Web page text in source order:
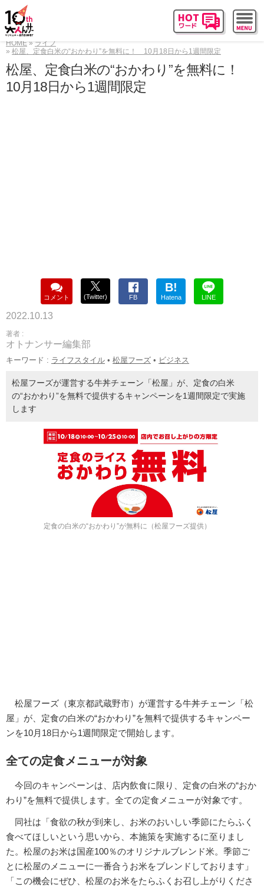
HOME
ライフ
松屋、定食白米の“おかわり”を無料に！ 10月18日から1週間限定
松屋、定食白米の“おかわり”を無料に！
10月18日から1週間限定
コメント (Twitter) FB
B!
Hatena LINE
2022.10.13
著者 :
オトナンサー編集部
キーワード : ライフスタイル • 松屋フーズ • ビジネス
松屋フーズが運営する牛丼チェーン「松屋」が、定食の白米
の“おかわり”を無料で提供するキャンペーンを1週間限定で実施
します
定食の白米の“おかわり”が無料に（松屋フーズ提供）
松屋フーズ（東京都武蔵野市）が運営する牛丼チェーン「松
屋」が、定食の白米の“おかわり”を無料で提供するキャンペー
ンを10月18日から1週間限定で開始します。
全ての定食メニューが対象
今回のキャンペーンは、店内飲食に限り、定食の白米の“おか
わり”を無料で提供します。全ての定食メニューが対象です。
同社は「食欲の秋が到来し、お米のおいしい季節にたらふく
食べてほしいという思いから、本施策を実施するに至りまし
た。松屋のお米は国産100％のオリジナルブレンド米。季節ご
とに松屋のメニューに一番合うお米をブレンドしております」
「この機会にぜひ、松屋のお米をたらふくお召し上がりくださ